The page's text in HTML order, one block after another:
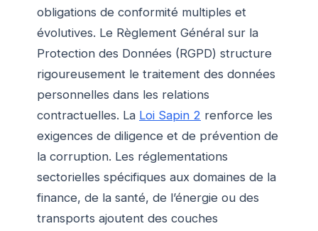
obligations de conformité multiples et
évolutives. Le Règlement Général sur la
Protection des Données (RGPD) structure
rigoureusement le traitement des données
personnelles dans les relations
contractuelles. La Loi Sapin 2 renforce les
exigences de diligence et de prévention de
la corruption. Les réglementations
sectorielles spécifiques aux domaines de la
finance, de la santé, de l’énergie ou des
transports ajoutent des couches